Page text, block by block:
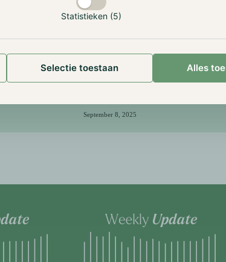
Statistieken (5)
Selectie toestaan Alles
5 jaar Hodl Genesis: 5
September 8, 2025